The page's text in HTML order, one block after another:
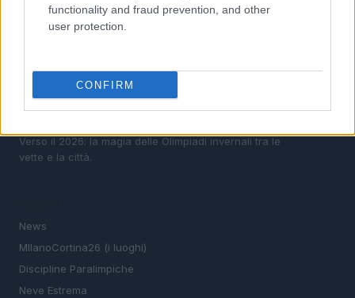
functionality and fraud prevention, and other
user protection.
CONFIRM
Verso il 2026: la magia delle Olimpiadi invernali tra le
vette e la città.
News
MIlanoCortina26 (i luoghi)
Discipline Paralimpiche
Neve Estrema